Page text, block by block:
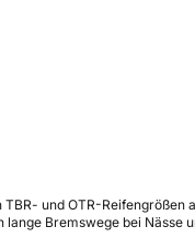
und OTR-
Bremswege bei